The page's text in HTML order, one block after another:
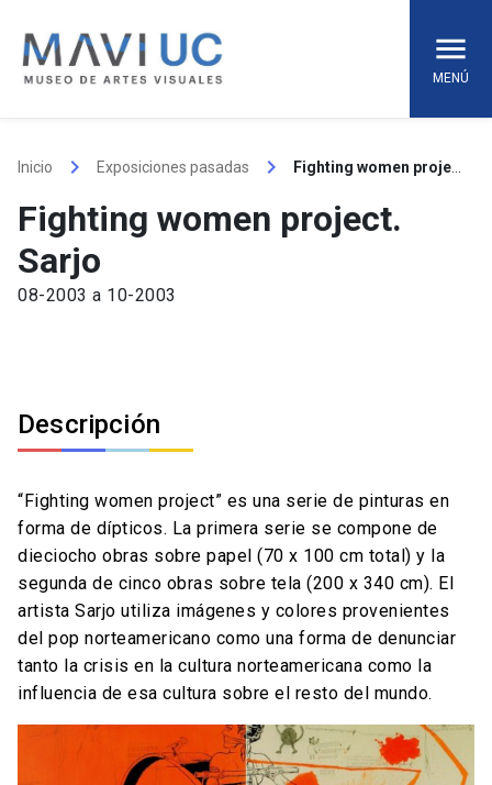
content
MENÚ
Inicio keyboard_arrow_right Exposiciones pasadas keyboard_arrow_right
Fighting women project.
Sarjo
08-2003 a 10-2003
Descripción
“Fighting women project” es una serie de pinturas en
forma de dípticos. La primera serie se compone de
dieciocho obras sobre papel (70 x 100 cm total) y la
segunda de cinco obras sobre tela (200 x 340 cm). El
artista Sarjo utiliza imágenes y colores provenientes
del pop norteamericano como una forma de denunciar
tanto la crisis en la cultura norteamericana como la
influencia de esa cultura sobre el resto del mundo.